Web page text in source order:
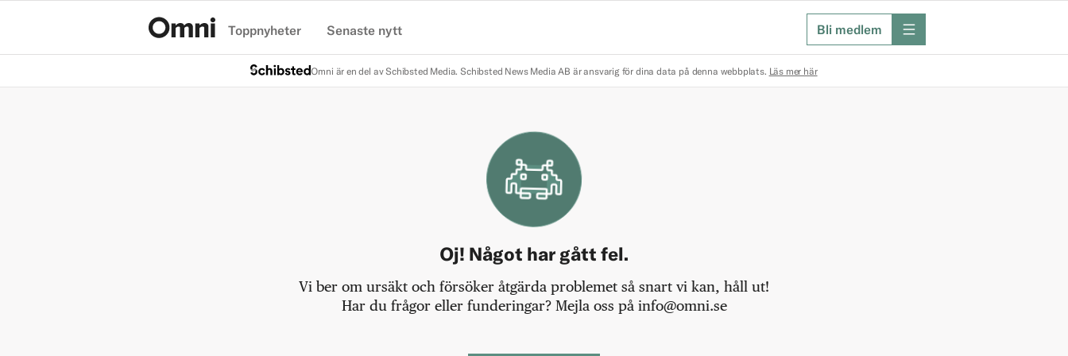
Toppnyheter Senaste nytt Bli medlem meny
Omni är en del av Schibsted Media. Schibsted News Media AB är ansvarig för dina data på denna webbplats. Läs mer här
Oj! Något har gått fel.
Vi ber om ursäkt och försöker åtgärda problemet så snart vi kan, håll ut!
Har du frågor eller funderingar? Mejla oss på info@omni.se